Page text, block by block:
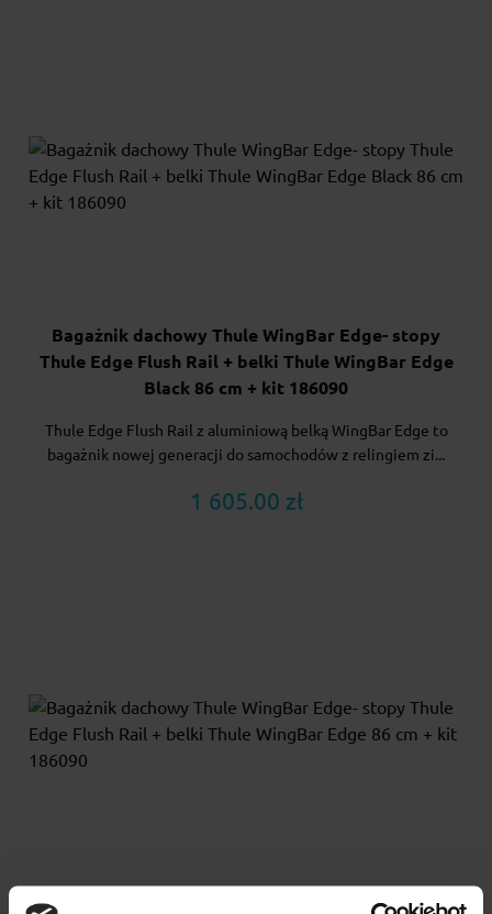
Bagażnik dachowy Thule WingBar Edge- stopy
Thule Edge Flush Rail + belki Thule WingBar Edge
Black 86 cm + kit 186090
Thule Edge Flush Rail z aluminiową belką WingBar Edge to
bagażnik nowej generacji do samochodów z relingiem zi...
1 605.00 zł
Bagażnik dachowy Thule WingBar Edge- stopy